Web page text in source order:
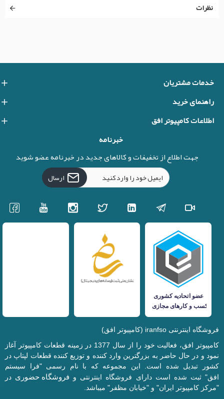
نظرات
خدمات مشتریان
راهنمای خرید
اطلاعات کامپیوتر افق
خبرنامه
جهت اطلاع از تخفیفات و کالاهای جدید در خبرنامه عضو شوید
ارسال
فروشگاه اینترنتی iranfso (کامپیوتر افق)
کامپیوتر افق، فعالیت خود را از سال 1377 در زمینه قطعات کامپیوتر آغاز
نمود و در حال حاضر به بزرگترین وارد کننده و توزیع کننده قطعات لپتاپ در
کشور تبدیل شده است. این مجموعه که با نام رسمی "فرا سیستم
افق" ثبت شده است دارای فروشگاه اینترنتی و فروشگاه حضوری در
"مرکز کامپیوتر ایران" و "خیابان مظفر" میباشد.